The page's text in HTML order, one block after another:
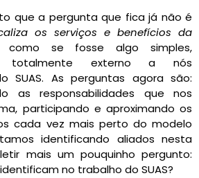
que a pergunta que fica já não é
os serviços e benefícios da
se fosse algo simples,
totalmente externo a nós
SUAS. As perguntas agora são:
as responsabilidades que nos
participando e aproximando os
cada vez mais perto do modelo
identificando aliados nesta
mais um pouquinho pergunto:
no trabalho do SUAS?